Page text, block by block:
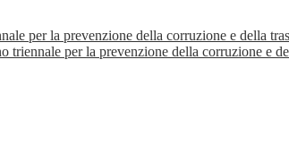
per la prevenzione della corruzione e della
triennale per la prevenzione della corruzione e